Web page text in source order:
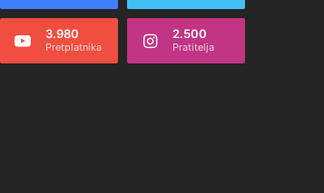
3.980
Pretplatnika
2.500
Pratitelja